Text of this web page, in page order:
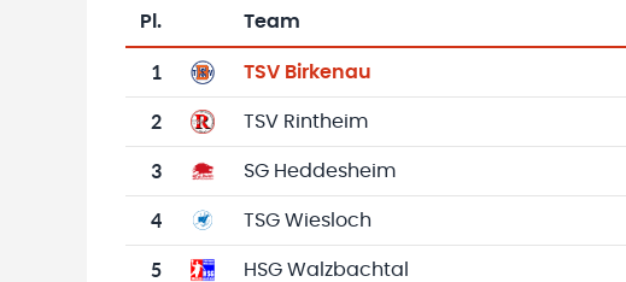
Tabelle mit Vereinsplatzierungen, Spielen, Toren und
Pl. Team
1 TSV Birkenau
2 TSV Rintheim
3 SG Heddesheim
4 TSG Wiesloch
5 HSG Walzbachtal